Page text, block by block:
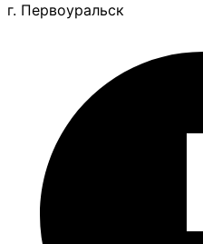
г. Первоуральск